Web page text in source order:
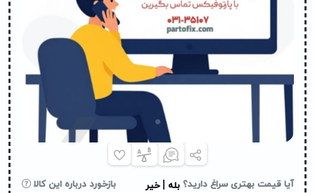
آیا قیمت بهتری سراغ دارید؟ بله خیر بازخورد درباره این کالا